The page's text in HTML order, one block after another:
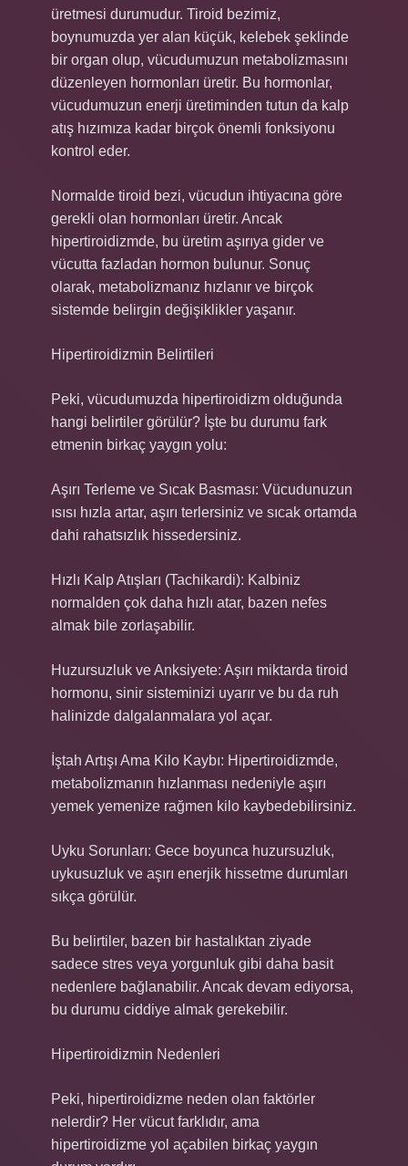
üretmesi durumudur. Tiroid bezimiz,
boynumuzda yer alan küçük, kelebek şeklinde
bir organ olup, vücudumuzun metabolizmasını
düzenleyen hormonları üretir. Bu hormonlar,
vücudumuzun enerji üretiminden tutun da kalp
atış hızımıza kadar birçok önemli fonksiyonu
kontrol eder.
Normalde tiroid bezi, vücudun ihtiyacına göre
gerekli olan hormonları üretir. Ancak
hipertiroidizmde, bu üretim aşırıya gider ve
vücutta fazladan hormon bulunur. Sonuç
olarak, metabolizmanız hızlanır ve birçok
sistemde belirgin değişiklikler yaşanır.
Hipertiroidizmin Belirtileri
Peki, vücudumuzda hipertiroidizm olduğunda
hangi belirtiler görülür? İşte bu durumu fark
etmenin birkaç yaygın yolu:
Aşırı Terleme ve Sıcak Basması: Vücudunuzun
ısısı hızla artar, aşırı terlersiniz ve sıcak ortamda
dahi rahatsızlık hissedersiniz.
Hızlı Kalp Atışları (Tachikardi): Kalbiniz
normalden çok daha hızlı atar, bazen nefes
almak bile zorlaşabilir.
Huzursuzluk ve Anksiyete: Aşırı miktarda tiroid
hormonu, sinir sisteminizi uyarır ve bu da ruh
halinizde dalgalanmalara yol açar.
İştah Artışı Ama Kilo Kaybı: Hipertiroidizmde,
metabolizmanın hızlanması nedeniyle aşırı
yemek yemenize rağmen kilo kaybedebilirsiniz.
Uyku Sorunları: Gece boyunca huzursuzluk,
uykusuzluk ve aşırı enerjik hissetme durumları
sıkça görülür.
Bu belirtiler, bazen bir hastalıktan ziyade
sadece stres veya yorgunluk gibi daha basit
nedenlere bağlanabilir. Ancak devam ediyorsa,
bu durumu ciddiye almak gerekebilir.
Hipertiroidizmin Nedenleri
Peki, hipertiroidizme neden olan faktörler
nelerdir? Her vücut farklıdır, ama
hipertiroidizme yol açabilen birkaç yaygın